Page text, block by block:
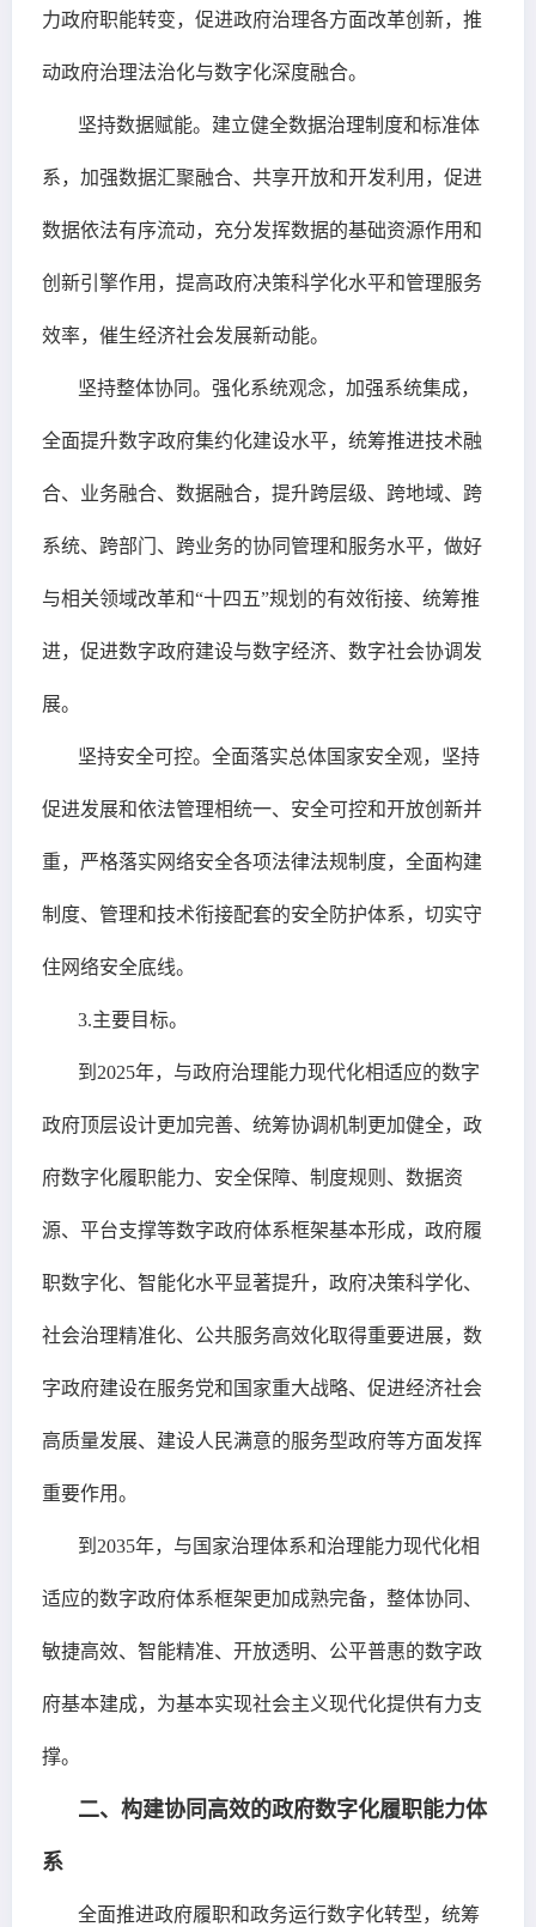
力政府职能转变，促进政府治理各方面改革创新，推
动政府治理法治化与数字化深度融合。
坚持数据赋能。建立健全数据治理制度和标准体
系，加强数据汇聚融合、共享开放和开发利用，促进
数据依法有序流动，充分发挥数据的基础资源作用和
创新引擎作用，提高政府决策科学化水平和管理服务
效率，催生经济社会发展新动能。
坚持整体协同。强化系统观念，加强系统集成，
全面提升数字政府集约化建设水平，统筹推进技术融
合、业务融合、数据融合，提升跨层级、跨地域、跨
系统、跨部门、跨业务的协同管理和服务水平，做好
与相关领域改革和“十四五”规划的有效衔接、统筹推
进，促进数字政府建设与数字经济、数字社会协调发
展。
坚持安全可控。全面落实总体国家安全观，坚持
促进发展和依法管理相统一、安全可控和开放创新并
重，严格落实网络安全各项法律法规制度，全面构建
制度、管理和技术衔接配套的安全防护体系，切实守
住网络安全底线。
3.主要目标。
到2025年，与政府治理能力现代化相适应的数字
政府顶层设计更加完善、统筹协调机制更加健全，政
府数字化履职能力、安全保障、制度规则、数据资
源、平台支撑等数字政府体系框架基本形成，政府履
职数字化、智能化水平显著提升，政府决策科学化、
社会治理精准化、公共服务高效化取得重要进展，数
字政府建设在服务党和国家重大战略、促进经济社会
高质量发展、建设人民满意的服务型政府等方面发挥
重要作用。
到2035年，与国家治理体系和治理能力现代化相
适应的数字政府体系框架更加成熟完备，整体协同、
敏捷高效、智能精准、开放透明、公平普惠的数字政
府基本建成，为基本实现社会主义现代化提供有力支
撑。
二、构建协同高效的政府数字化履职能力体
系
全面推进政府履职和政务运行数字化转型，统筹